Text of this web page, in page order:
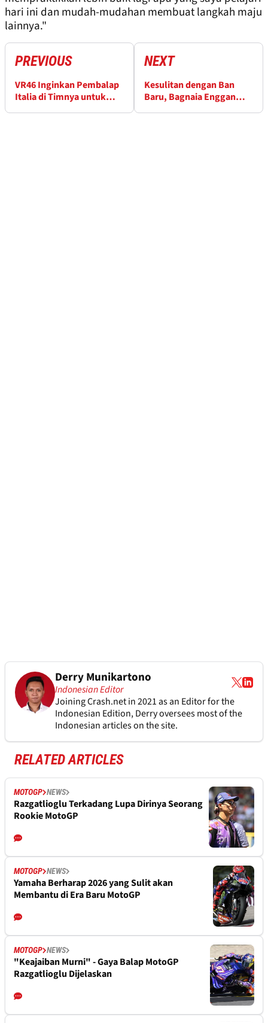
hari ini dan mudah-mudahan membuat langkah maju
lainnya."
PREVIOUS
VR46 Inginkan Pembalap
Italia di Timnya untuk
NEXT
Kesulitan dengan Ban
Baru, Bagnaia Enggan
Derry Munikartono
Indonesian Editor
Joining Crash.net in 2021 as an Editor for the
Indonesian Edition, Derry oversees most of the
Indonesian articles on the site.
RELATED ARTICLES
MOTOGP NEWS
Razgatlioglu Terkadang Lupa Dirinya Seorang
Rookie MotoGP
MOTOGP NEWS
Yamaha Berharap 2026 yang Sulit akan
Membantu di Era Baru MotoGP
MOTOGP NEWS
"Keajaiban Murni" - Gaya Balap MotoGP
Razgatlioglu Dijelaskan